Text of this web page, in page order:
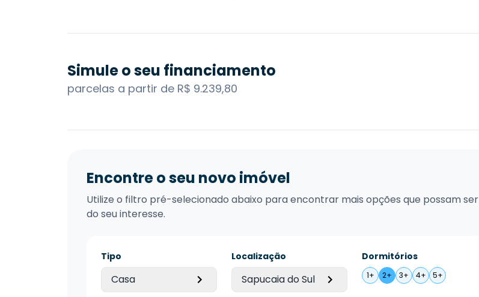
Simule o seu financiamento
parcelas a partir de R$ 9.239,80
Encontre o seu novo imóvel
Utilize o filtro pré-selecionado abaixo para encontrar mais opções que possam ser
do seu interesse.
Tipo
Casa
Localização
Sapucaia do Sul
Dormitórios
1+ 2+ 3+ 4+ 5+